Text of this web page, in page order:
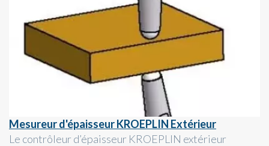
Mesureur d'épaisseur KROEPLIN Extérieur
Le contrôleur d’épaisseur KROEPLIN extérieur